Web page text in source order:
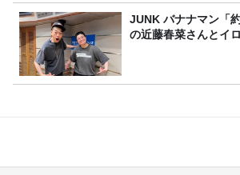
JUNK バナナマン「約３か月ぶりに登場
の近藤春菜さんとイ